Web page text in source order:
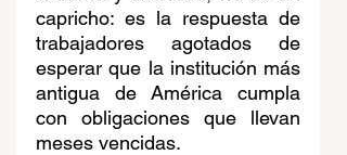
capricho: es la respuesta de
trabajadores agotados de
esperar que la institución más
antigua de América cumpla
con obligaciones que llevan
meses vencidas.